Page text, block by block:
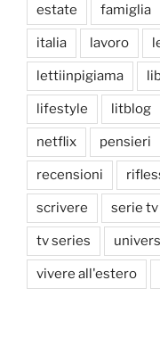
estate famiglia
italia lavoro
lettiinpigiama
lifestyle litblog
netflix pensieri
recensioni
scrivere serie tv
tv series
vivere all'estero